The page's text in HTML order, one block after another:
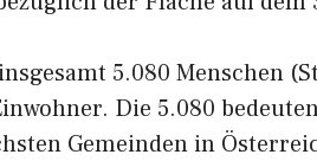
5.080 Menschen
Die 5.080
Gemeinden in